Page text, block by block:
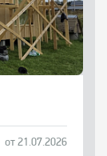
от 21.07.2026